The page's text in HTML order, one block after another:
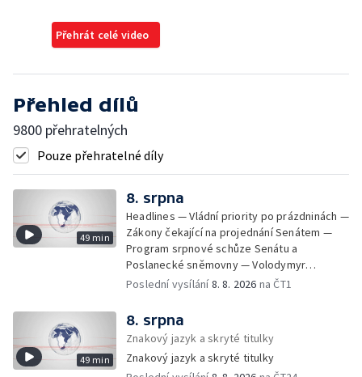
Přehrát celé video
Přehled dílů
9800 přehratelných
Pouze přehratelné díly
49 min
8. srpna
Headlines — Vládní priority po prázdninách —
Zákony čekající na projednání Senátem —
Program srpnové schůze Senátu a
Poslanecké sněmovny — Volodymyr
Zelenskyj jednal poprvé v Bělehradě —
provoz nelegálních domovů pro seniory —
Populace Česka stárne — Čekací lhůty na
přijetí do domovů pro seniory — Tisza
vybrala kandidáta na prezidenta — Tréninky
Poslední vysílání8. 8. 2026 na ČT1
49 min
8. srpna
Znakový jazyk a skryté titulky
Znakový jazyk a skryté titulky